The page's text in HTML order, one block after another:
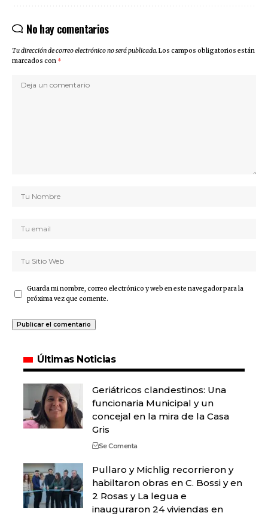
No hay comentarios
Tu dirección de correo electrónico no será publicada.Los campos obligatorios están
marcados con *
Guarda mi nombre, correo electrónico y web en este navegador para la
próxima vez que comente.
Últimas Noticias
Geriátricos clandestinos: Una
funcionaria Municipal y un
concejal en la mira de la Casa
Gris
Se Comenta
Pullaro y Michlig recorrieron y
habiltaron obras en C. Bossi y en
2 Rosas y La legua e
inauguraron 24 viviendas en